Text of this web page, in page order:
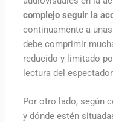
complejo seguir la
continuamente a
debe comprimir
reducido y limitado
lectura del
Por otro lado, según
y dónde estén